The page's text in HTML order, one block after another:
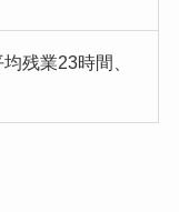
残業23時間、